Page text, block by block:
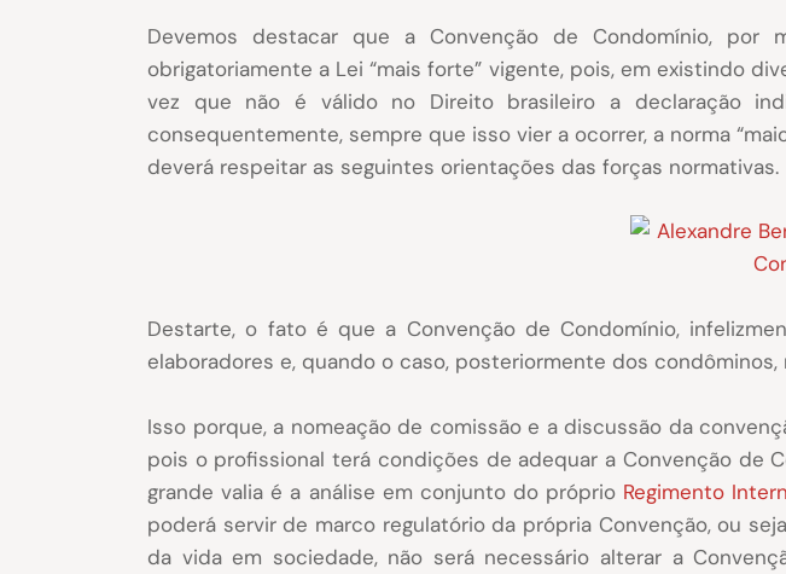
Devemos destacar que a Convenção de Condomínio,
obrigatoriamente a Lei “mais forte” vigente, pois, em existindo
vez que não é válido no Direito brasileiro a declaração
consequentemente, sempre que isso vier a ocorrer, a norma
deverá respeitar as seguintes orientações das forças normativas.
Destarte, o fato é que a Convenção de Condomínio,
elaboradores e, quando o caso, posteriormente dos
Isso porque, a nomeação de comissão e a discussão da
pois o profissional terá condições de adequar a Convenção de
grande valia é a análise em conjunto do próprio Regimento
poderá servir de marco regulatório da própria Convenção, ou
da vida em sociedade, não será necessário alterar a